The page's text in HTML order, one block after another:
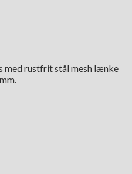
med rustfrit stål mesh lænke